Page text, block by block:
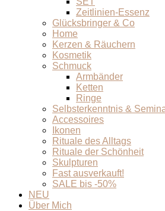
Zeitlinien-Essenz
Glücksbringer & Co
Home
Kerzen & Räuchern
Kosmetik
Schmuck
Armbänder
Ketten
Ringe
Selbsterkenntnis &
Accessoires
Ikonen
Rituale des Alltags
Rituale der Schönheit
Skulpturen
Fast ausverkauft!
SALE bis -50%
NEU
Über Mich